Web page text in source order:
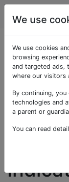
Un
Unito
una
We use
We use cookies
browsing
and targeted ads,
where our visitors
By continuing,
technologies and
a parent or
You can read